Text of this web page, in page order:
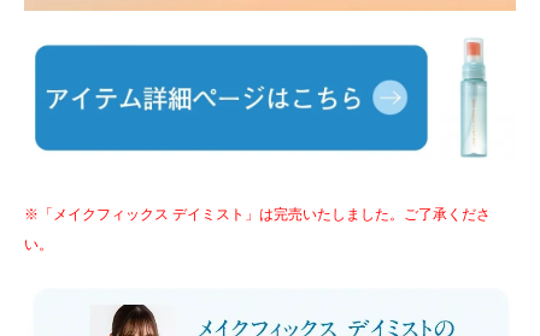
※「メイクフィックス デイミスト」は完売いたしました。ご了承くださ
い。